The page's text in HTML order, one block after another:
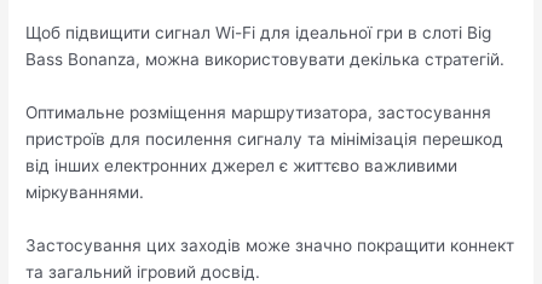
Щоб підвищити сигнал Wi-Fi для ідеальної гри в слоті Big
Bass Bonanza, можна використовувати декілька стратегій.
Оптимальне розміщення маршрутизатора, застосування
пристроїв для посилення сигналу та мінімізація перешкод
від інших електронних джерел є життєво важливими
міркуваннями.
Застосування цих заходів може значно покращити коннект
та загальний ігровий досвід.